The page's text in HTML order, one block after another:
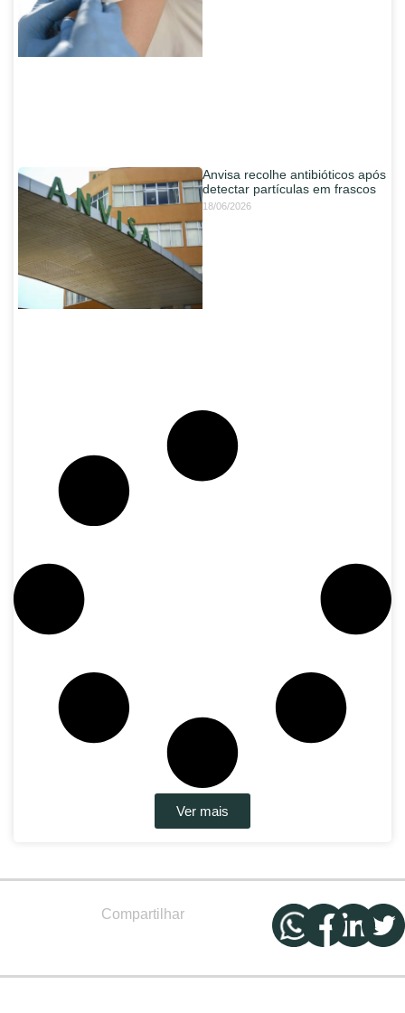
Anvisa recolhe antibióticos após
detectar partículas em frascos
18/06/2026
Ver mais
Compartilhar